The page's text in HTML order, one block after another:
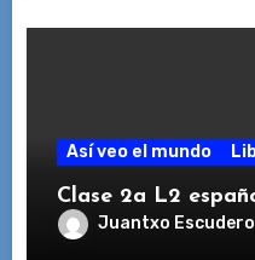
Así veo el mundo
Clase 2a L2
Juantxo Escudero